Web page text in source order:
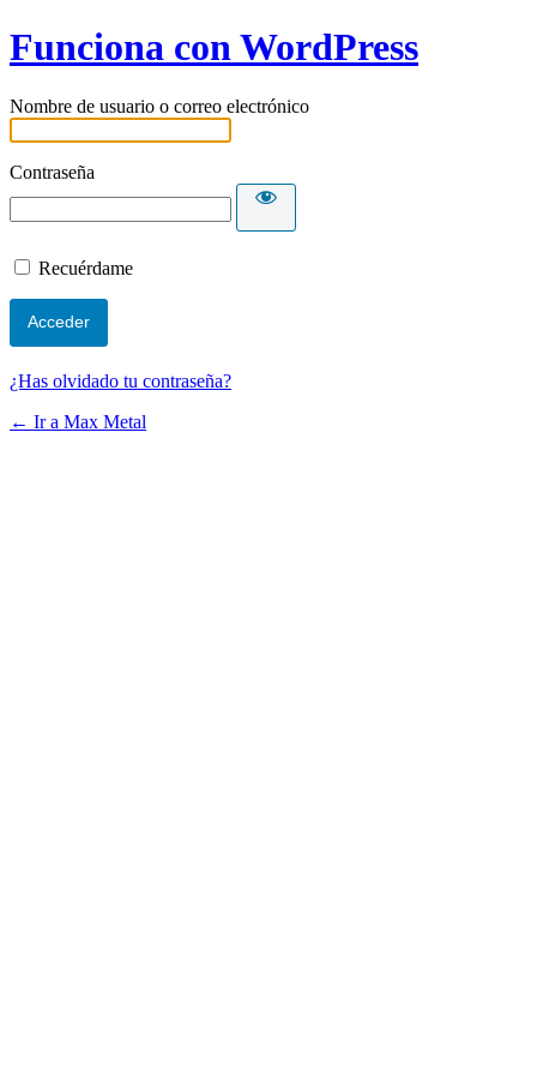
Funciona con WordPress
Nombre de usuario o correo electrónico
Contraseña
Recuérdame
¿Has olvidado tu contraseña?
← Ir a Max Metal